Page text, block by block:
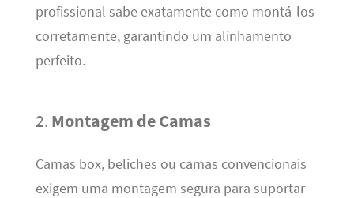
profissional sabe exatamente como montá-los
corretamente, garantindo um alinhamento
perfeito.
2. Montagem de Camas
Camas box, beliches ou camas convencionais
exigem uma montagem segura para suportar